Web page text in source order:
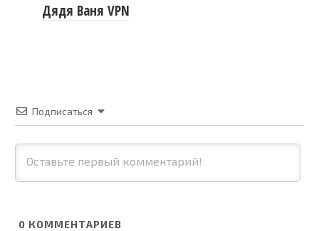
Дядя Ваня VPN
Подписаться
0 КОММЕНТАРИЕВ